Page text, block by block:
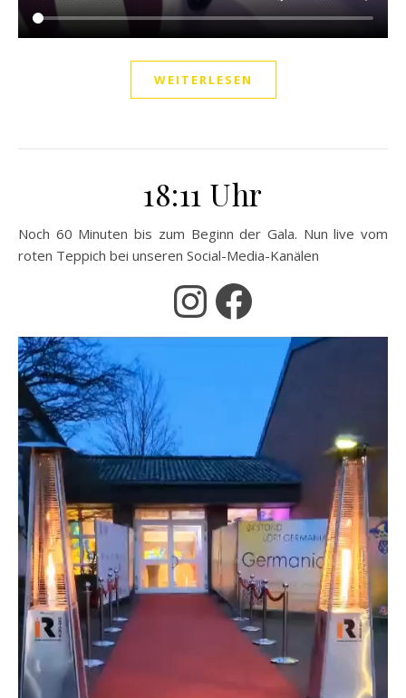
WEITERLESEN
18:11 Uhr
Noch 60 Minuten bis zum Beginn der Gala. Nun live vom
roten Teppich bei unseren Social-Media-Kanälen
Instagram